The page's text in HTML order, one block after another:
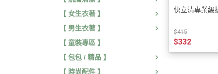
【 女生衣著 】
【 男生衣著 】
【 童裝專區 】
【 包包 / 精品 】
【 時尚配件 】
快立清專業級
$415
$332